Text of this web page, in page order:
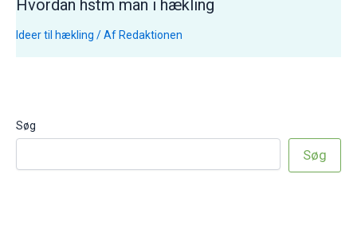
Hvordan hstm man i hækling
Ideer til hækling / Af Redaktionen
Søg
Søg